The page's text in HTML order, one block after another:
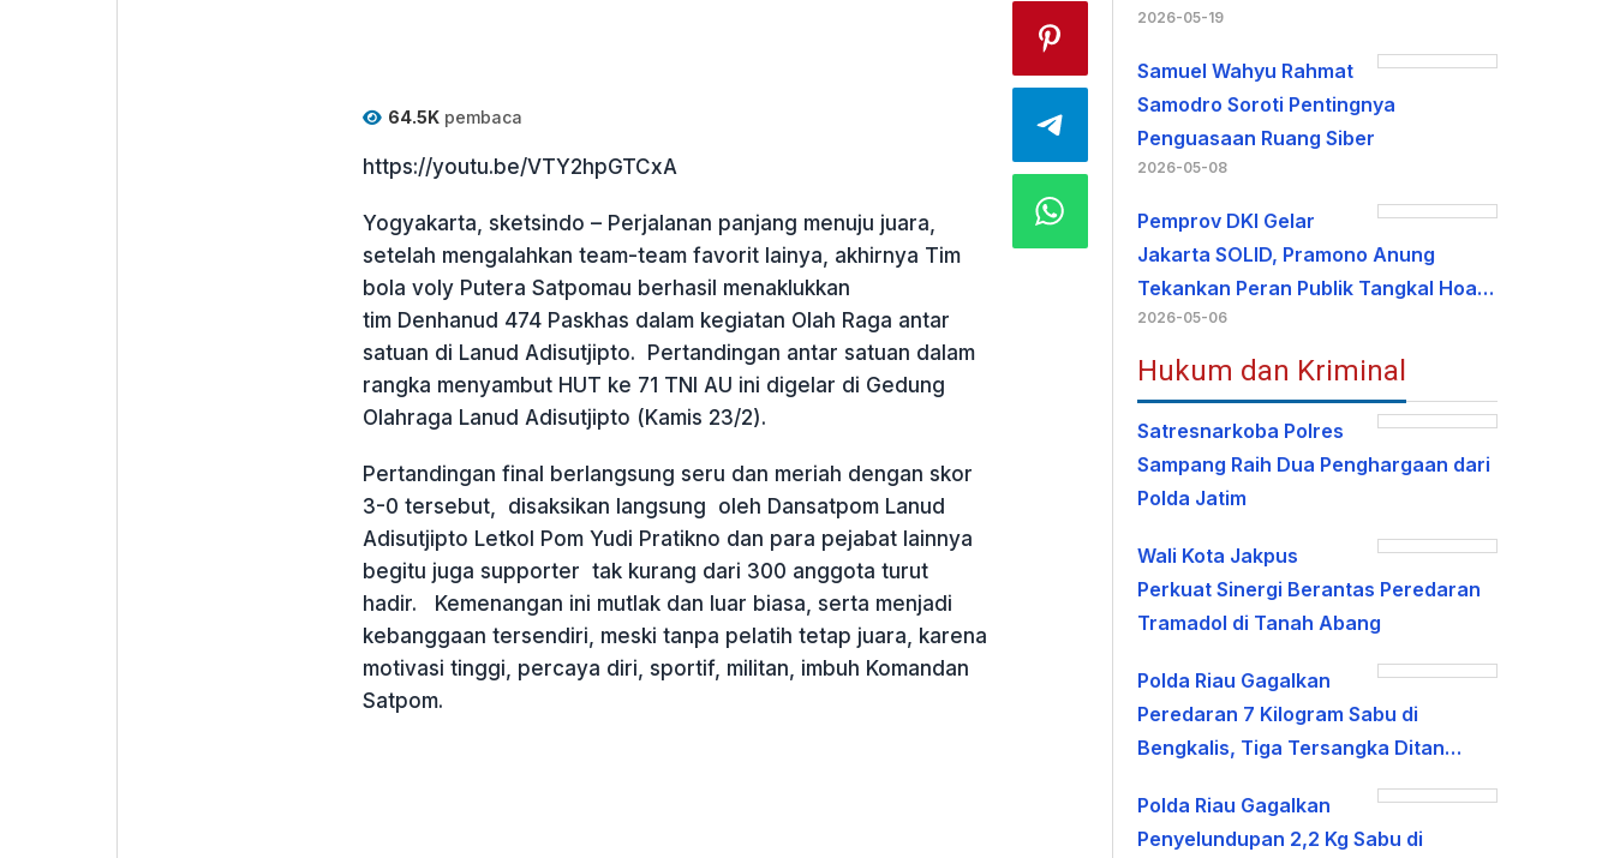
64.5Kpembaca
https://youtu.be/VTY2hpGTCxA
Yogyakarta, sketsindo – Perjalanan panjang menuju juara,
setelah mengalahkan team-team favorit lainya, akhirnya Tim
bola voly Putera Satpomau berhasil menaklukkan
tim Denhanud 474 Paskhas dalam kegiatan Olah Raga antar
satuan di Lanud Adisutjipto. Pertandingan antar satuan dalam
rangka menyambut HUT ke 71 TNI AU ini digelar di Gedung
Olahraga Lanud Adisutjipto (Kamis 23/2).
Pertandingan final berlangsung seru dan meriah dengan skor
3-0 tersebut, disaksikan langsung oleh Dansatpom Lanud
Adisutjipto Letkol Pom Yudi Pratikno dan para pejabat lainnya
begitu juga supporter tak kurang dari 300 anggota turut
hadir. Kemenangan ini mutlak dan luar biasa, serta menjadi
kebanggaan tersendiri, meski tanpa pelatih tetap juara, karena
motivasi tinggi, percaya diri, sportif, militan, imbuh Komandan
Satpom.
2026-05-19
Samuel Wahyu Rahmat
Samodro Soroti Pentingnya
Penguasaan Ruang Siber
2026-05-08
Pemprov DKI Gelar
Jakarta SOLID, Pramono Anung
Tekankan Peran Publik Tangkal Hoa…
2026-05-06
Hukum dan Kriminal
Satresnarkoba Polres
Sampang Raih Dua Penghargaan dari
Polda Jatim
Wali Kota Jakpus
Perkuat Sinergi Berantas Peredaran
Tramadol di Tanah Abang
Polda Riau Gagalkan
Peredaran 7 Kilogram Sabu di
Bengkalis, Tiga Tersangka Ditan…
Polda Riau Gagalkan
Penyelundupan 2,2 Kg Sabu di